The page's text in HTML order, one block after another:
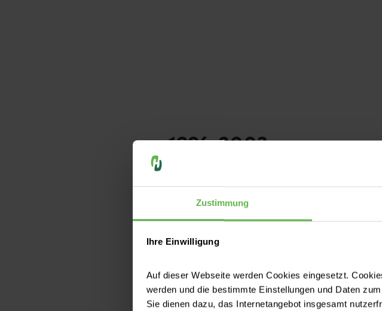
Zustimmung
Ihre Einwilligung
Auf dieser Webseite werden Cookies eingesetzt.
werden und die bestimmte Einstellungen und Daten
Sie dienen dazu, das Internetangebot insgesamt
1996-2003
1996
Strahlentherapie
2002 Innere 2
© Helios Kliniken